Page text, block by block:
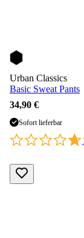
Urban Classics
Basic Sweat Pants
34,90 €
Sofort lieferbar